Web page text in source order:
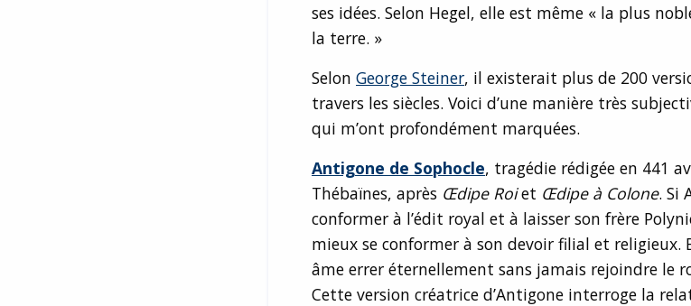
ses idées. Selon Hegel, elle est même « la plus
la terre. »
Selon George Steiner, il existerait plus de 200
travers les siècles. Voici d’une manière très
qui m’ont profondément marquées.
Antigone de Sophocle, tragédie rédigée en 441
Thébaïnes, après ŒdipeRoiet Œdipeà Colone. Si
conformer à l’édit royal et à laisser son frère
mieux se conformer à son devoir filial et religieux.
âme errer éternellement sans jamais rejoindre le
Cette version créatrice d’Antigone interroge la